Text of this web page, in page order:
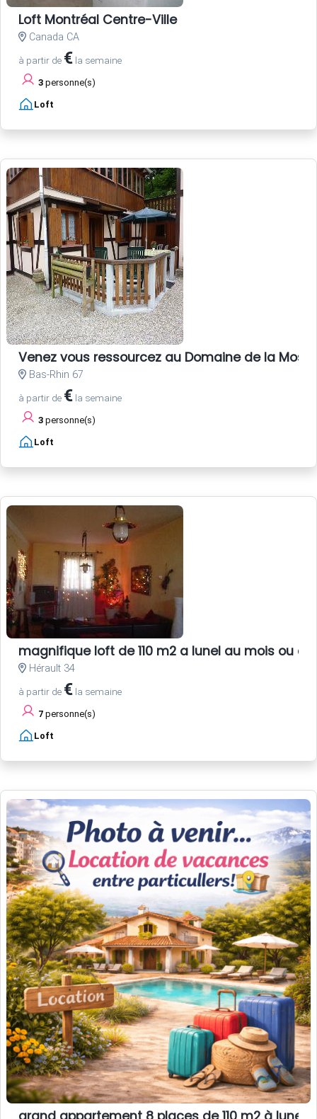
Loft Montréal Centre-Ville
Canada CA
à partir de € la semaine
3 personne(s)
Loft
Venez vous ressourcez au Domaine de la
Bas-Rhin 67
à partir de € la semaine
3 personne(s)
Loft
magnifique loft de 110 m2 a lunel au mois ou
Hérault 34
à partir de € la semaine
7 personne(s)
Loft